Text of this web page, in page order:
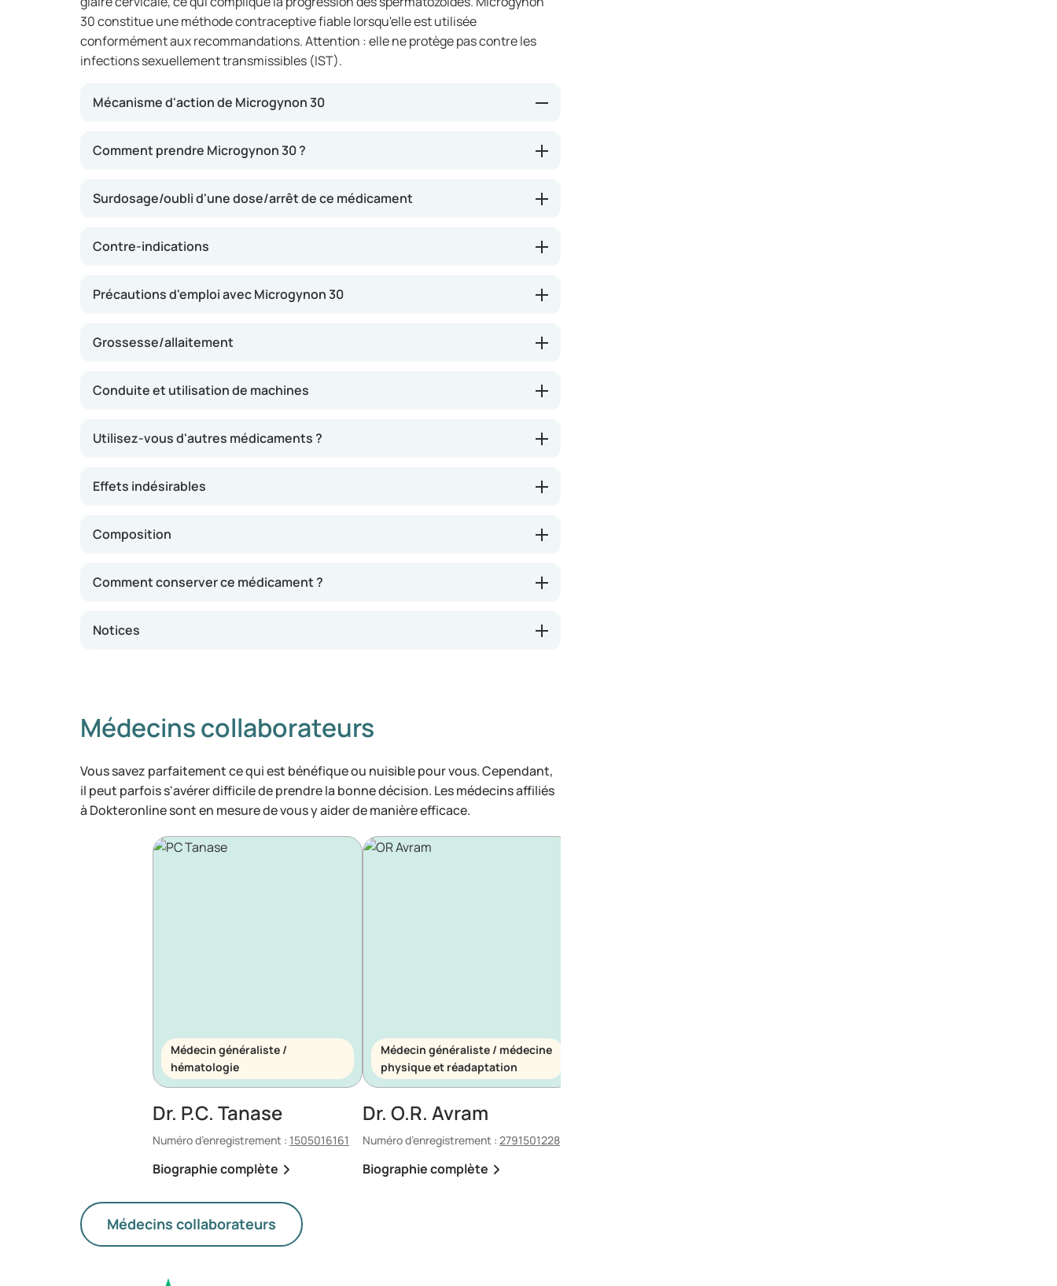
30 constitue une méthode contraceptive fiable lorsqu'elle est utilisée
conformément aux recommandations. Attention : elle ne protège pas contre les
infections sexuellement transmissibles (IST).
Mécanisme d'action de Microgynon 30
l'ovulation, rend la muqueuse utérine moins réceptive à un ovule fécondé et
Lorsqu'elle est utilisée correctement, elle assure une protection très fiable
Comment prendre Microgynon 30 ?
Surdosage/oubli d'une dose/arrêt de ce médicament
Contre-indications
Précautions d'emploi avec Microgynon 30
Grossesse/allaitement
Conduite et utilisation de machines
Utilisez-vous d'autres médicaments ?
Effets indésirables
Composition
Comment conserver ce médicament ?
Notices
Médecins collaborateurs
Vous savez parfaitement ce qui est bénéfique ou nuisible pour vous. Cependant,
il peut parfois s'avérer difficile de prendre la bonne décision. Les médecins affiliés
à Dokteronline sont en mesure de vous y aider de manière efficace.
Médecin généraliste /
hématologie
Dr. P.C. Tanase
Numéro d’enregistrement : 1505016161
Biographie complète
Médecin généraliste / médecine
physique et réadaptation
Dr. O.R. Avram
Numéro d’enregistrement : 2791501228
Biographie complète
Médecins collaborateurs